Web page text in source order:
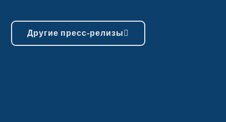
Другие пресс-релизы